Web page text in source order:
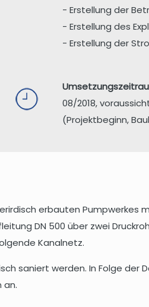
- Erstellung der
- Erstellung des
- Erstellung der
08/2018,
(Projektbeginn,
erbauten Pumpwerkes
DN 500 über zwei
Kanalnetz.
saniert werden. In Folge der
an.